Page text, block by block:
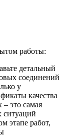
работы:
детальный
соединений
у
качества
это самая
ситуаций
этапе работ,